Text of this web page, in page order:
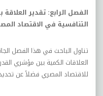
الفصل الرابع: تقدير
التنافسية في الاقتصاد
تناول الباحث في هذا الفصل
العلاقات الكمية بين مؤشري
للاقتصاد المصري فضلاً عن